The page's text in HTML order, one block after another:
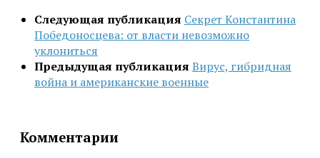
Следующая публикация Секрет Константина
Победоносцева: от власти невозможно
уклониться
Предыдущая публикация Вирус, гибридная
война и американские военные
Комментарии